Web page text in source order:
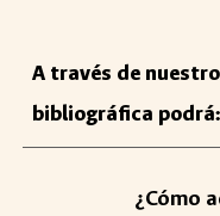
A través de
bibliográfica podrá:
¿Cómo